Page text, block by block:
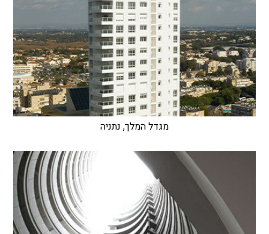
מגדל המלך, נתניה